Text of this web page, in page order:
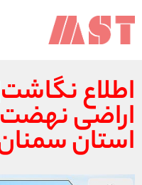
اطلاع
اراضی
استان